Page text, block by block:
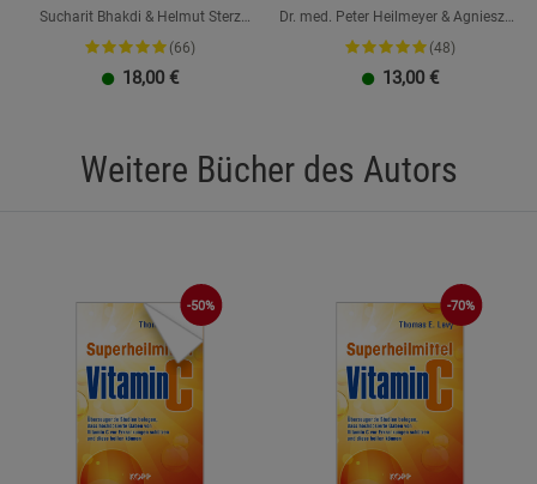
Sucharit Bhakdi & Helmut Sterz
(Hrsg.), Hans Christophers, Claus
Köhnlein, Karina Reiß, Jens Wernicke
(66)
18,00 €
Dr. med. Peter Heilmeyer & Agnieszka
Peralta Martin
(48)
13,00 €
Weitere Bücher des Autors
-50% -70%